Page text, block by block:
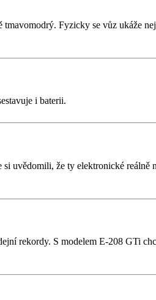
Fyzicky se vůz ukáže
i baterii.
uvědomili, že ty elektronické reálně
rekordy. S modelem E-208 GTi